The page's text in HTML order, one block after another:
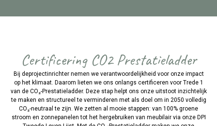
Certificering CO2 Prestatieladder
Bij deprojectinrichter nemen we verantwoordelijkheid voor onze impact
op het klimaat. Daarom lieten we ons onlangs certificeren voor Trede 1
van de CO₂-Prestatieladder. Deze stap helpt ons onze uitstoot inzichtelijk
te maken en structureel te verminderen met als doel om in 2050 volledig
CO₂-neutraal te zijn. We zetten al mooie stappen: van 100% groene
stroom en zonnepanelen tot het hergebruiken van meubilair via onze DPI